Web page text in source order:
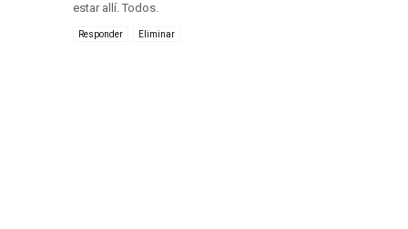
estar allí. Todos.
Responder Eliminar